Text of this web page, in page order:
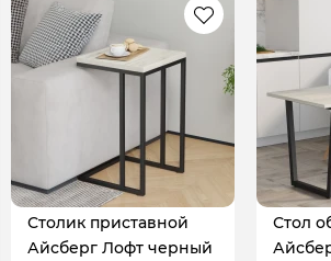
Столик приставной
Айсберг Лофт черный
Стол